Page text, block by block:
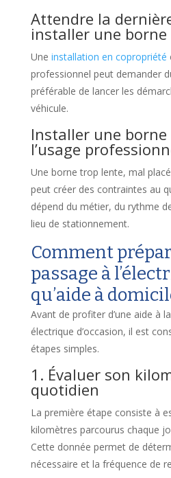
Attendre la
installer une borne
Une installation en copropriété
professionnel peut demander
préférable de lancer les
véhicule.
Installer une
l’usage
Une borne trop lente, mal
peut créer des contraintes au
dépend du métier, du rythme
lieu de stationnement.
Comment
passage à
qu’aide à
Avant de profiter d’une aide à
électrique d’occasion, il est
étapes simples.
1. Évaluer son
quotidien
La première étape consiste à
kilomètres parcourus chaque
Cette donnée permet de
nécessaire et la fréquence de